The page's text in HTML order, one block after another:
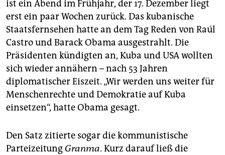
ist ein Abend im Frühjahr, der 17. Dezember liegt
erst ein paar Wochen zurück. Das kubanische
Staatsfernsehen hatte an dem Tag Reden von Raúl
Castro und Barack Obama ausgestrahlt. Die
Präsidenten kündigten an, Kuba und USA wollten
sich wieder annähern – nach 53 Jahren
diplomatischer Eiszeit. „Wir werden uns weiter für
Menschenrechte und Demokratie auf Kuba
einsetzen“, hatte Obama gesagt.
Den Satz zitierte sogar die kommunistische
ParteizeitungGranma. Kurz darauf ließ die